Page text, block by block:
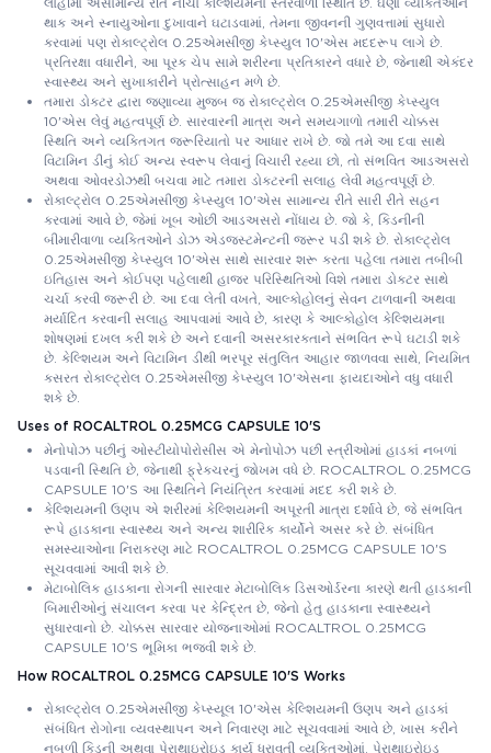
થાક અને સ્નાયુઓના દુખાવાને ઘટાડવામાં, તેમના જીવનની ગુણવત્તામાં સુધારો
કરવામાં પણ રોકાલ્ટ્રોલ 0.25એમસીજી કેપ્સ્યુલ 10'એસ મદદરૂપ લાગે છે.
પ્રતિરક્ષા વધારીને, આ પૂરક ચેપ સામે શરીરના પ્રતિકારને વધારે છે, જેનાથી એકંદર
સ્વાસ્થ્ય અને સુખાકારીને પ્રોત્સાહન મળે છે.
તમારા ડોક્ટર દ્વારા જણાવ્યા મુજબ જ રોકાલ્ટ્રોલ 0.25એમસીજી કેપ્સ્યુલ
10'એસ લેવું મહત્વપૂર્ણ છે. સારવારની માત્રા અને સમયગાળો તમારી ચોક્કસ
સ્થિતિ અને વ્યક્તિગત જરૂરિયાતો પર આધાર રાખે છે. જો તમે આ દવા સાથે
વિટામિન ડીનું કોઈ અન્ય સ્વરૂપ લેવાનું વિચારી રહ્યા છો, તો સંભવિત આડઅસરો
અથવા ઓવરડોઝથી બચવા માટે તમારા ડોક્ટરની સલાહ લેવી મહત્વપૂર્ણ છે.
રોકાલ્ટ્રોલ 0.25એમસીજી કેપ્સ્યુલ 10'એસ સામાન્ય રીતે સારી રીતે સહન
કરવામાં આવે છે, જેમાં ખૂબ ઓછી આડઅસરો નોંધાય છે. જો કે, કિડનીની
બીમારીવાળા વ્યક્તિઓને ડોઝ એડજસ્ટમેન્ટની જરૂર પડી શકે છે. રોકાલ્ટ્રોલ
0.25એમસીજી કેપ્સ્યુલ 10'એસ સાથે સારવાર શરૂ કરતા પહેલા તમારા તબીબી
ઇતિહાસ અને કોઈપણ પહેલાથી હાજર પરિસ્થિતિઓ વિશે તમારા ડોક્ટર સાથે
ચર્ચા કરવી જરૂરી છે. આ દવા લેતી વખતે, આલ્કોહોલનું સેવન ટાળવાની અથવા
મર્યાદિત કરવાની સલાહ આપવામાં આવે છે, કારણ કે આલ્કોહોલ કેલ્શિયમના
શોષણમાં દખલ કરી શકે છે અને દવાની અસરકારકતાને સંભવિત રૂપે ઘટાડી શકે
છે. કેલ્શિયમ અને વિટામિન ડીથી ભરપૂર સંતુલિત આહાર જાળવવા સાથે, નિયમિત
કસરત રોકાલ્ટ્રોલ 0.25એમસીજી કેપ્સ્યુલ 10'એસના ફાયદાઓને વધુ વધારી
શકે છે.
Uses of ROCALTROL 0.25MCG CAPSULE 10'S
મેનોપોઝ પછીનું ઓસ્ટીયોપોરોસીસ એ મેનોપોઝ પછી સ્ત્રીઓમાં હાડકાં નબળાં
પડવાની સ્થિતિ છે, જેનાથી ફ્રેક્ચરનું જોખમ વધે છે. ROCALTROL 0.25MCG
CAPSULE 10'S આ સ્થિતિને નિયંત્રિત કરવામાં મદદ કરી શકે છે.
કેલ્શિયમની ઉણપ એ શરીરમાં કેલ્શિયમની અપૂરતી માત્રા દર્શાવે છે, જે સંભવિત
રૂપે હાડકાના સ્વાસ્થ્ય અને અન્ય શારીરિક કાર્યોને અસર કરે છે. સંબંધિત
સમસ્યાઓના નિરાકરણ માટે ROCALTROL 0.25MCG CAPSULE 10'S
સૂચવવામાં આવી શકે છે.
મેટાબોલિક હાડકાના રોગની સારવાર મેટાબોલિક ડિસઓર્ડરના કારણે થતી હાડકાની
બિમારીઓનું સંચાલન કરવા પર કેન્દ્રિત છે, જેનો હેતુ હાડકાના સ્વાસ્થ્યને
સુધારવાનો છે. ચોક્કસ સારવાર યોજનાઓમાં ROCALTROL 0.25MCG
CAPSULE 10'S ભૂમિકા ભજવી શકે છે.
How ROCALTROL 0.25MCG CAPSULE 10'S Works
રોકાલ્ટ્રોલ 0.25એમસીજી કેપ્સ્યૂલ 10'એસ કેલ્શિયમની ઉણપ અને હાડકાં
સંબંધિત રોગોના વ્યવસ્થાપન અને નિવારણ માટે સૂચવવામાં આવે છે, ખાસ કરીને
નબળી કિડની અથવા પેરાથાઇરોઇડ કાર્ય ધરાવતી વ્યક્તિઓમાં. પેરાથાઇરોઇડ